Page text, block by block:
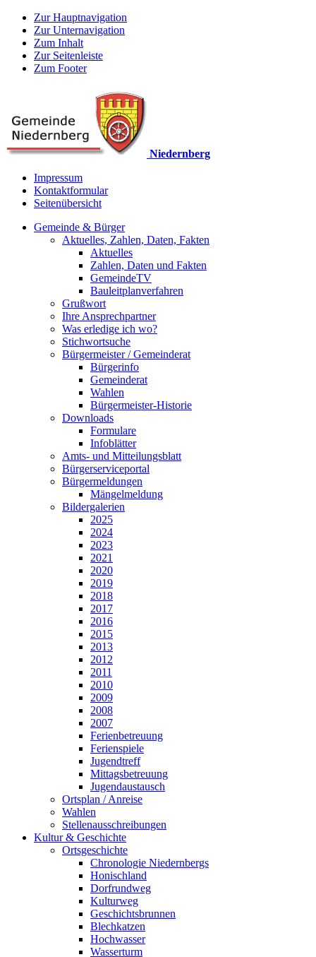
Zur Hauptnavigation
Zur Unternavigation
Zum Inhalt
Zur Seitenleiste
Zum Footer
Niedernberg
Impressum
Kontaktformular
Seitenübersicht
Gemeinde & Bürger
Aktuelles, Zahlen, Daten, Fakten
Aktuelles
Zahlen, Daten und Fakten
GemeindeTV
Bauleitplanverfahren
Grußwort
Ihre Ansprechpartner
Was erledige ich wo?
Stichwortsuche
Bürgermeister / Gemeinderat
Bürgerinfo
Gemeinderat
Wahlen
Bürgermeister-Historie
Downloads
Formulare
Infoblätter
Amts- und Mitteilungsblatt
Bürgerserviceportal
Bürgermeldungen
Mängelmeldung
Bildergalerien
2025
2024
2023
2021
2020
2019
2018
2017
2016
2015
2013
2012
2011
2010
2009
2008
2007
Ferienbetreuung
Ferienspiele
Jugendtreff
Mittagsbetreuung
Jugendaustausch
Ortsplan / Anreise
Wahlen
Stellenausschreibungen
Kultur & Geschichte
Ortsgeschichte
Chronologie Niedernbergs
Honischland
Dorfrundweg
Kulturweg
Geschichtsbrunnen
Blechkatzen
Hochwasser
Wasserturm